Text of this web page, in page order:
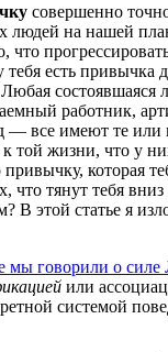
совершенно
людей на нашей
что
тебя есть привычка
состоявшаяся
работник,
— все имеют те
той жизни, что у
которая
что тянут тебя
В этой статье я
мы говорили о силе
или
системой